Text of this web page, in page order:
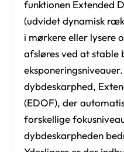
funktionen Extended
(udvidet dynamisk
i mørkere eller lysere
afsløres ved at stable
dybdeskarphed,
(EDOF), der
forskellige
dybdeskarpheden